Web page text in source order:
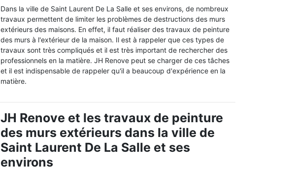
Dans la ville de Saint Laurent De La Salle et ses environs, de nombreux
travaux permettent de limiter les problèmes de destructions des murs
extérieurs des maisons. En effet, il faut réaliser des travaux de peinture
des murs à l'extérieur de la maison. Il est à rappeler que ces types de
travaux sont très compliqués et il est très important de rechercher des
professionnels en la matière. JH Renove peut se charger de ces tâches
et il est indispensable de rappeler qu'il a beaucoup d'expérience en la
matière.
JH Renove et les travaux de peinture
des murs extérieurs dans la ville de
Saint Laurent De La Salle et ses
environs